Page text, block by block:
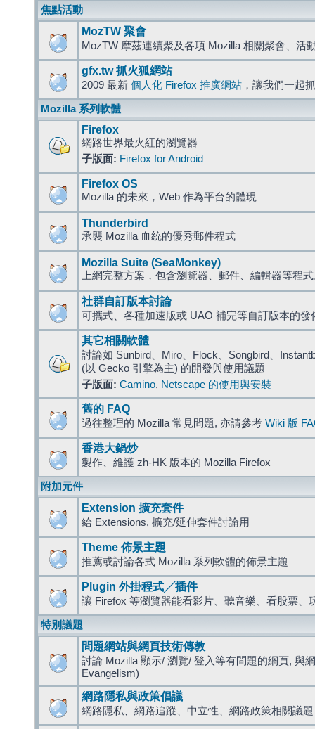
焦點活動
MozTW 聚會
MozTW 摩茲連續聚及各項 Mozilla 相關聚會、活
gfx.tw 抓火狐網站
2009 最新 個人化 Firefox 推廣網站 ，讓我們一起
Mozilla 系列軟體
Firefox
網路世界最火紅的瀏覽器
子版面: Firefox for Android
Firefox OS
Mozilla 的未來，Web 作為平台的體現
Thunderbird
承襲 Mozilla 血統的優秀郵件程式
Mozilla Suite (SeaMonkey)
上網完整方案，包含瀏覽器、郵件、編輯器等程
社群自訂版本討論
可攜式、各種加速版或 UAO 補完等自訂版本的發
其它相關軟體
討論如 Sunbird、Miro、Flock、Songbird、
(以 Gecko 引擎為主) 的開發與使用議題
子版面: Camino, Netscape 的使用與安裝
舊的 FAQ
過往整理的 Mozilla 常見問題, 亦請參考 Wiki 版
香港大鍋炒
製作、維護 zh-HK 版本的 Mozilla Firefox
附加元件
Extension 擴充套件
給 Extensions, 擴充/延伸套件討論用
Theme 佈景主題
推薦或討論各式 Mozilla 系列軟體的佈景主題
Plugin 外掛程式╱插件
讓 Firefox 等瀏覽器能看影片、聽音樂、看股票、
特別議題
問題網站與網頁技術傳教
討論 Mozilla 顯示/ 瀏覽/ 登入等有問題的網頁, 與
Evangelism)
網路隱私與政策倡議
網路隱私、網路追蹤、中立性、網路政策相關議題